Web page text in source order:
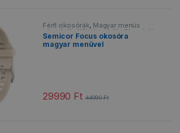
Férfi okosórák, Magyar menüs
okosórák ,Női okosórák, Okosórák
Sportos okosórák,Vízálló
okosórák
Semicor Focus okosóra
magyar menüvel
29990 Ft 44990Ft
Ennek a terméknek több variációja